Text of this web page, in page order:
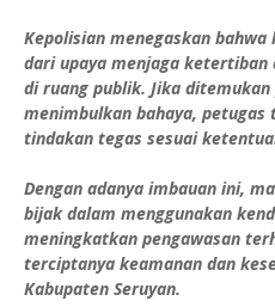
Kepolisian menegaskan
dari upaya menjaga
di ruang publik. Jika
menimbulkan bahaya,
tindakan tegas sesuai
Dengan adanya imbauan ini,
bijak dalam menggunakan
meningkatkan pengawasan
terciptanya keamanan dan
Kabupaten Seruyan.